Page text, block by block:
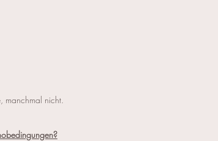
manchmal nicht.